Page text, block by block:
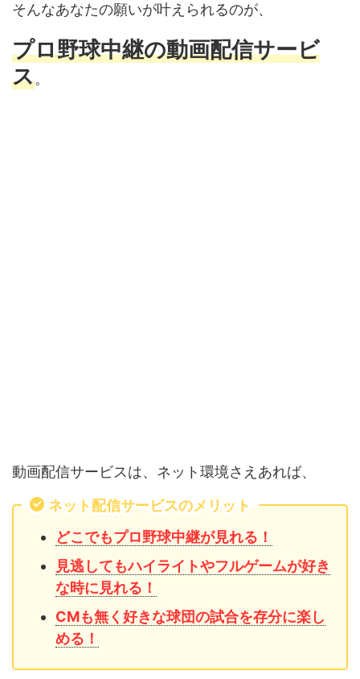
そんなあなたの願いが叶えられるのが、
プロ野球中継の動画配信サービ
ス。
動画配信サービスは、ネット環境さえあれば、
ネット配信サービスのメリット
どこでもプロ野球中継が見れる！
見逃してもハイライトやフルゲームが好き
な時に見れる！
CMも無く好きな球団の試合を存分に楽し
める！